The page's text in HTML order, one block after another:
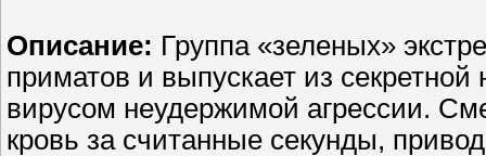
Описание: Группа «зеленых»
приматов и выпускает из
вирусом неудержимой агрессии.
кровь за считанные секунды,